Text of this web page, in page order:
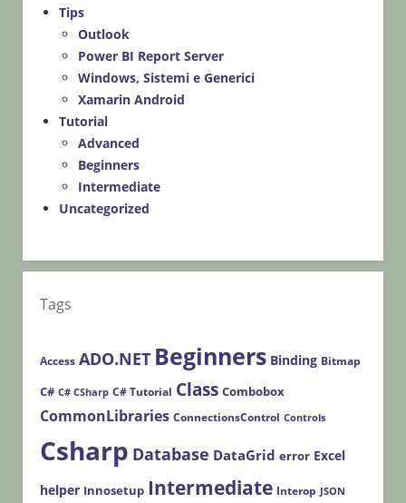
Tips
Outlook
Power BI Report Server
Windows, Sistemi e Generici
Xamarin Android
Tutorial
Advanced
Beginners
Intermediate
Uncategorized
Tags
Access ADO.NET Beginners Binding Bitmap
C# C# CSharp C# Tutorial Class Combobox
CommonLibraries ConnectionsControl Controls
Csharp Database DataGrid error Excel
helper Innosetup Intermediate Interop JSON